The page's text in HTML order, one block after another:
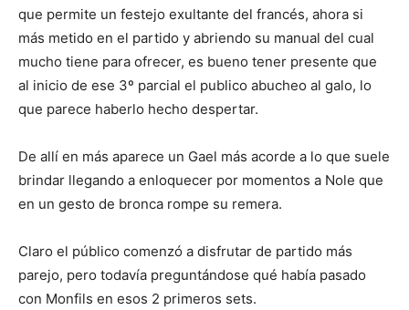
que permite un festejo exultante del francés, ahora si
más metido en el partido y abriendo su manual del cual
mucho tiene para ofrecer, es bueno tener presente que
al inicio de ese 3º parcial el publico abucheo al galo, lo
que parece haberlo hecho despertar.
De allí en más aparece un Gael más acorde a lo que suele
brindar llegando a enloquecer por momentos a Nole que
en un gesto de bronca rompe su remera.
Claro el público comenzó a disfrutar de partido más
parejo, pero todavía preguntándose qué había pasado
con Monfils en esos 2 primeros sets.